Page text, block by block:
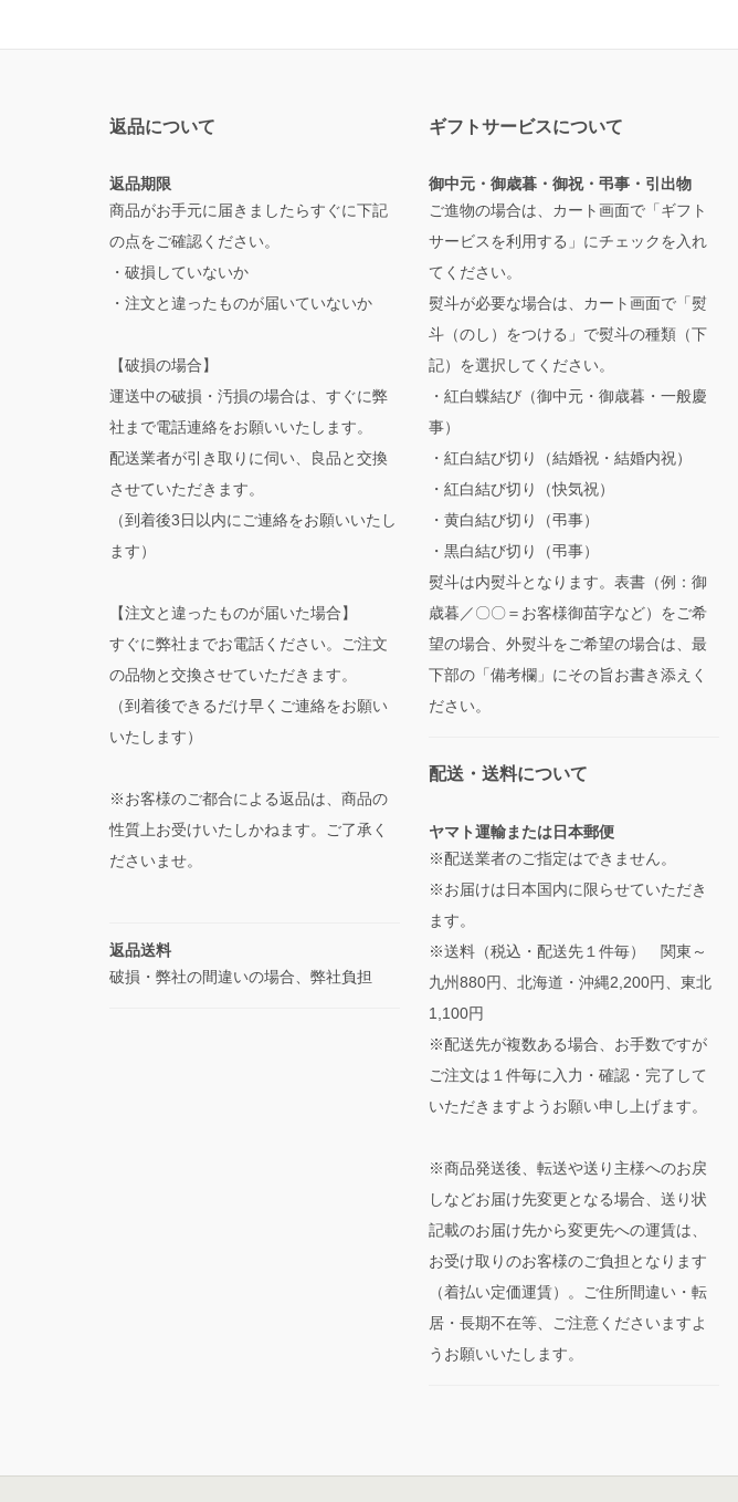
返品について
返品期限
商品がお手元に届きましたらすぐに下記
の点をご確認ください。
・破損していないか
・注文と違ったものが届いていないか
【破損の場合】
運送中の破損・汚損の場合は、すぐに弊
社まで電話連絡をお願いいたします。
配送業者が引き取りに伺い、良品と交換
させていただきます。
（到着後3日以内にご連絡をお願いいたし
ます）
【注文と違ったものが届いた場合】
すぐに弊社までお電話ください。ご注文
の品物と交換させていただきます。
（到着後できるだけ早くご連絡をお願い
いたします）
※お客様のご都合による返品は、商品の
性質上お受けいたしかねます。ご了承く
ださいませ。
返品送料
破損・弊社の間違いの場合、弊社負担
ギフトサービスについて
御中元・御歳暮・御祝・弔事・引出物
ご進物の場合は、カート画面で「ギフト
サービスを利用する」にチェックを入れ
てください。
熨斗が必要な場合は、カート画面で「熨
斗（のし）をつける」で熨斗の種類（下
記）を選択してください。
・紅白蝶結び（御中元・御歳暮・一般慶
事）
・紅白結び切り（結婚祝・結婚内祝）
・紅白結び切り（快気祝）
・黄白結び切り（弔事）
・黒白結び切り（弔事）
熨斗は内熨斗となります。表書（例：御
歳暮／〇〇＝お客様御苗字など）をご希
望の場合、外熨斗をご希望の場合は、最
下部の「備考欄」にその旨お書き添えく
ださい。
配送・送料について
ヤマト運輸または日本郵便
※配送業者のご指定はできません。
※お届けは日本国内に限らせていただき
ます。
※送料（税込・配送先１件毎） 関東～
九州880円、北海道・沖縄2,200円、東北
1,100円
※配送先が複数ある場合、お手数ですが
ご注文は１件毎に入力・確認・完了して
いただきますようお願い申し上げます。
※商品発送後、転送や送り主様へのお戻
しなどお届け先変更となる場合、送り状
記載のお届け先から変更先への運賃は、
お受け取りのお客様のご負担となります
（着払い定価運賃）。ご住所間違い・転
居・長期不在等、ご注意くださいますよ
うお願いいたします。